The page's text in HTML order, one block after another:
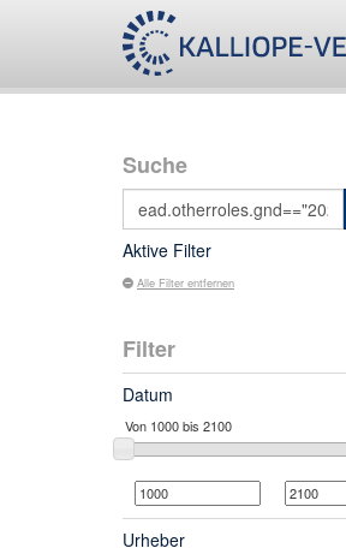
Suche
Aktive Filter
Alle Filter entfernen
Filter
Datum
Urheber